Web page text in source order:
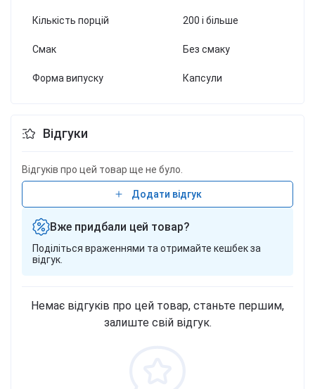
Кількість порцій 200 і більше
Смак Без смаку
Форма випуску Капсули
Відгуки
Відгуків про цей товар ще не було.
Додати відгук
Вже придбали цей товар?
Поділіться враженнями та отримайте кешбек за
відгук.
Немає відгуків про цей товар, станьте першим,
залиште свій відгук.